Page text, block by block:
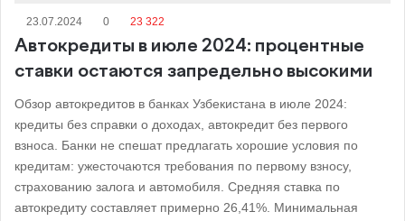
23.07.2024 0 23 322
Автокредиты в июле 2024: процентные
ставки остаются запредельно высокими
Обзор автокредитов в банках Узбекистана в июле 2024:
кредиты без справки о доходах, автокредит без первого
взноса. Банки не спешат предлагать хорошие условия по
кредитам: ужесточаются требования по первому взносу,
страхованию залога и автомобиля. Средняя ставка по
автокредиту составляет примерно 26,41%. Минимальная